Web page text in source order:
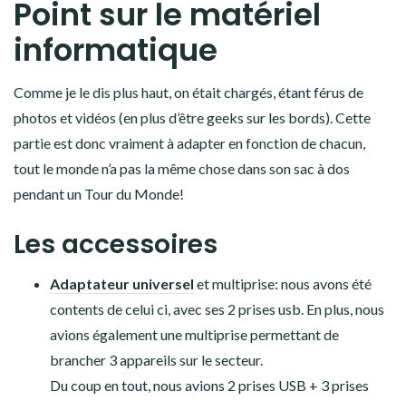
partout quand vous voulez (et pas que lors des
excursions). Je ne me serais pas vu en louer tous les
jours enPolynésiepar exemple… Aux
louer à la journée coûte cher.
Nous avions un masque
Easybreath
pour Raphaël.
Même s’il prend de la place, on ne regrette pas de l’avoir
pris, le confort est inégalable.
A prendre si vous
n’êtes pas à l’aise avec un tuba, ou pour les enfants.
a un masque adapté à sa vue (sinon il ne voit rien sans
Nous avions 2pochettes étanchespour y glisser nos
téléphones, papiers, etc. quand nous étions dans l’eau.
Au final, nous les avons utilisé réellement qu’en
Polynésie, sur les paddles et kayak. On aurait pu faire
sans…Ce n’est donc pour moi pas un indispensable.